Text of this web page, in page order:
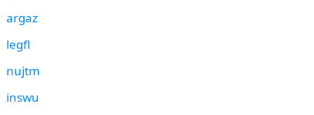
argaz
legfl
nujtm
inswu